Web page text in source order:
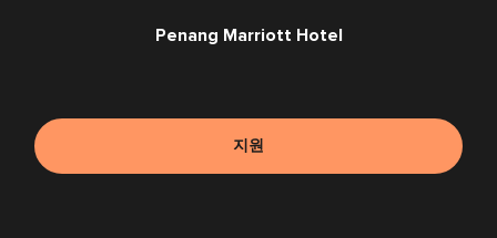
Penang Marriott Hotel
지원